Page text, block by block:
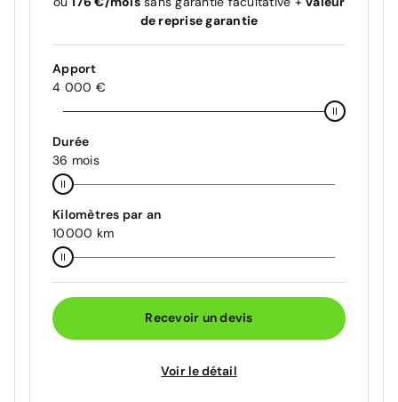
de reprise garantie
Apport
4 000 €
Durée
36 mois
Kilomètres par an
10000 km
Recevoir un devis
Voir le détail